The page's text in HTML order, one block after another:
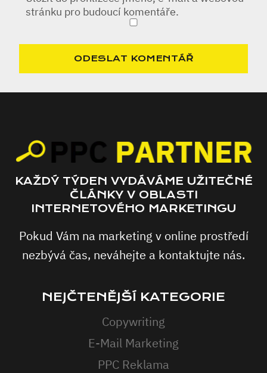
stránku pro budoucí komentáře.
KAŽDÝ TÝDEN VYDÁVÁME UŽITEČNÉ
ČLÁNKY V OBLASTI
INTERNETOVÉHO MARKETINGU
Pokud Vám na marketing v online prostředí
nezbývá čas, neváhejte a kontaktujte nás.
NEJČTENĚJŠÍ KATEGORIE
Copywriting
E-Mail Marketing
PPC Reklama